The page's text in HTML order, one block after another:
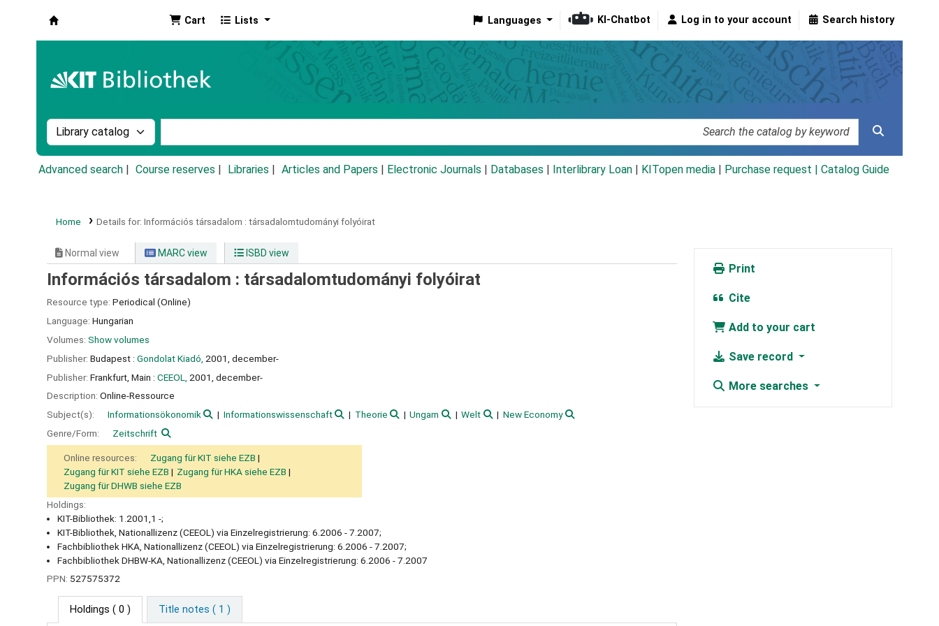
Cart Lists Languages KI-Chatbot Log in to your account Search history
Search the catalog by:
Advanced search Course reserves Libraries Articles and Papers Electronic Journals Databases Interlibrary Loan KITopen media Purchase request | Catalog Guide
Home Details for: Információs társadalom : társadalomtudományi folyóirat
Normal view MARC view ISBD view
Információs társadalom : társadalomtudományi folyóirat
Resource type: Periodical (Online)
Language: Hungarian
Volumes: Show volumes
Publisher: Budapest : Gondolat Kiadó, 2001, december-
Publisher: Frankfurt, Main : CEEOL,
2001, december-
Description: Online-Ressource
Subject(s):
Informationsökonomik Informationswissenschaft Theorie Ungarn Welt
New Economy
Genre/Form:
Zeitschrift
Online resources:
Zugang für KIT siehe EZB
Zugang für KIT siehe EZB
Zugang für HKA siehe EZB
Zugang für DHWB siehe EZB
Holdings:
KIT-Bibliothek: 1.2001,1 -;
KIT-Bibliothek, Nationallizenz (CEEOL) via Einzelregistrierung: 6.2006 - 7.2007;
Fachbibliothek HKA, Nationallizenz (CEEOL) via Einzelregistrierung: 6.2006 - 7.2007;
Fachbibliothek DHBW-KA, Nationallizenz (CEEOL) via Einzelregistrierung: 6.2006 - 7.2007
PPN: 527575372
Holdings ( 0 ) Title notes ( 1 )
Print
Cite
Add to your cart
Save record
More searches